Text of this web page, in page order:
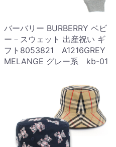
バーバリー BURBERRY ベビ
ー－スウェット 出産祝い ギ
フト8053821 A1216GREY
MELANGE グレー系 kb-01